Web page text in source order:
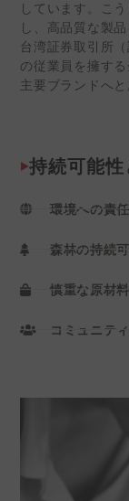
しています。こ
し、高品質な製
台湾証券取引所
の従業員を擁す
主要ブランドへ
持続可能
環境への責任
森林の持続
慎重な原材
コミュニテ